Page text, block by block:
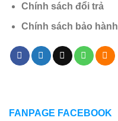
Chính sách đổi trả
Chính sách bảo hành
FANPAGE FACEBOOK